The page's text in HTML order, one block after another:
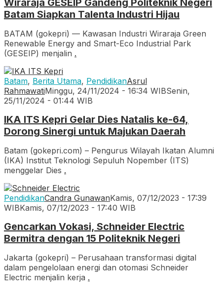
Wiraraja GESEIP Gandeng Politeknik Negeri
Batam Siapkan Talenta Industri Hijau
BATAM (gokepri) — Kawasan Industri Wiraraja Green
Renewable Energy and Smart-Eco Industrial Park
(GESEIP) menjalin .
Batam, Berita Utama, PendidikanAsrul
RahmawatiMinggu, 24/11/2024 - 16:34 WIBSenin,
25/11/2024 - 01:44 WIB
IKA ITS Kepri Gelar Dies Natalis ke-64,
Dorong Sinergi untuk Majukan Daerah
Batam (gokepri.com) – Pengurus Wilayah Ikatan Alumni
(IKA) Institut Teknologi Sepuluh Nopember (ITS)
menggelar Dies .
PendidikanCandra GunawanKamis, 07/12/2023 - 17:39
WIBKamis, 07/12/2023 - 17:40 WIB
Gencarkan Vokasi, Schneider Electric
Bermitra dengan 15 Politeknik Negeri
Jakarta (gokepri) – Perusahaan transformasi digital
dalam pengelolaan energi dan otomasi Schneider
Electric menjalin kerja .